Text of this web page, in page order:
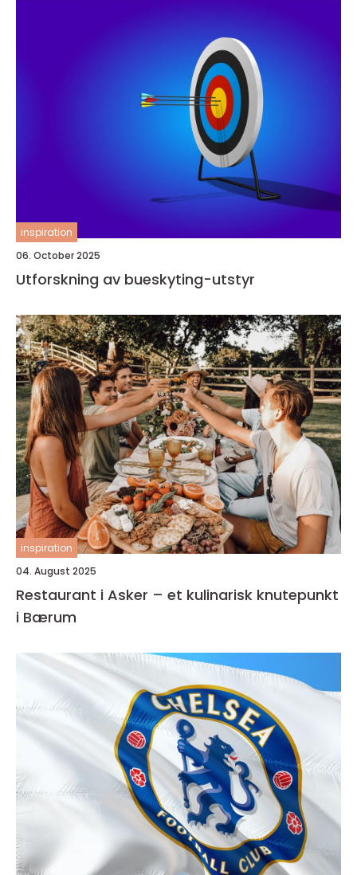
inspiration
06. October 2025
Utforskning av bueskyting-utstyr
inspiration
04. August 2025
Restaurant i Asker – et kulinarisk knutepunkt
i Bærum